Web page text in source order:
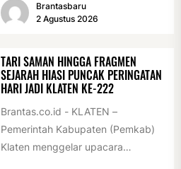
pelajar dan pemuda. Pengukuhan
tersebut digelar...
Brantasbaru
2 Agustus 2026
TARI SAMAN HINGGA FRAGMEN
SEJARAH HIASI PUNCAK PERINGATAN
HARI JADI KLATEN KE-222
Brantas.co.id - KLATEN –
Pemerintah Kabupaten (Pemkab)
Klaten menggelar upacara